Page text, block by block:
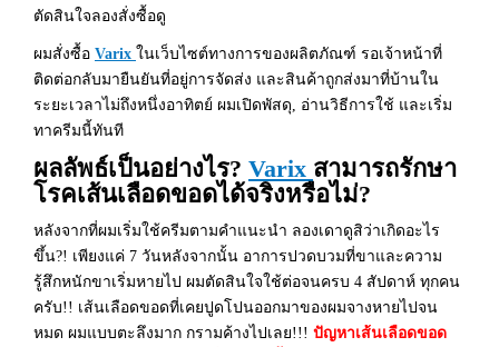
ตัดสินใจลองสั่งซื้อดู
ผมสั่งซื้อ Varix ในเว็บไซต์ทางการของผลิตภัณฑ์ รอเจ้าหน้าที่
ติดต่อกลับมายืนยันที่อยู่การจัดส่ง และสินค้าถูกส่งมาที่บ้านใน
ระยะเวลาไม่ถึงหนึ่งอาทิตย์ ผมเปิดพัสดุ, อ่านวิธีการใช้ และเริ่ม
ทาครีมนี้ทันที
ผลลัพธ์เป็นอย่างไร? Varix สามารถรักษา
โรคเส้นเลือดขอดได้จริงหรือไม่?
หลังจากที่ผมเริ่มใช้ครีมตามคำแนะนำ ลองเดาดูสิว่าเกิดอะไร
ขึ้น?! เพียงแค่ 7 วันหลังจากนั้น อาการปวดบวมที่ขาและความ
รู้สึกหนักขาเริ่มหายไป ผมตัดสินใจใช้ต่อจนครบ 4 สัปดาห์ ทุกคน
ครับ!! เส้นเลือดขอดที่เคยปูดโปนออกมาของผมจางหายไปจน
หมด ผมแบบตะลึงมาก กรามค้างไปเลย!!! ปัญหาเส้นเลือดขอด